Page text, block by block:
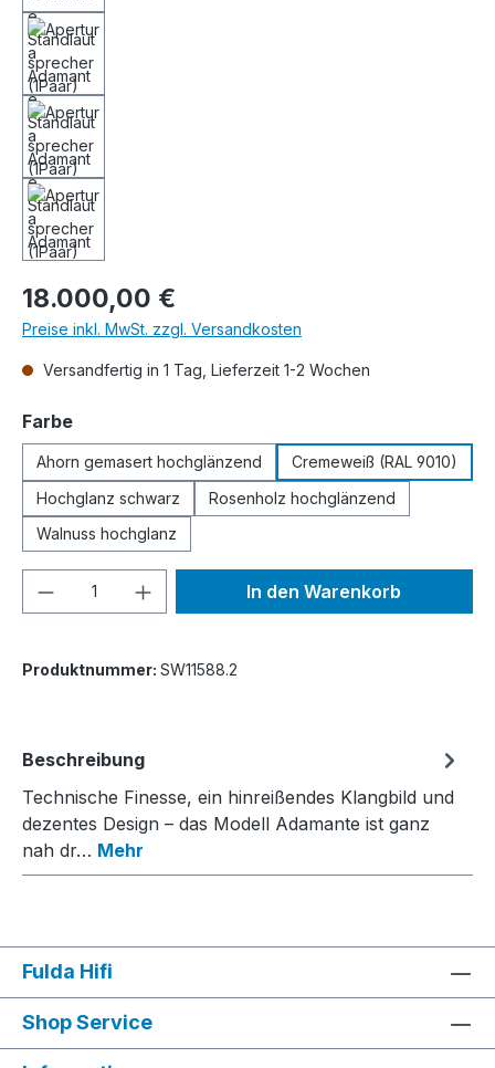
Regulärer Preis:
18.000,00 €
Preise inkl. MwSt. zzgl. Versandkosten
Versandfertig in 1 Tag, Lieferzeit 1-2 Wochen
Farbeauswählen
Ahorn gemasert hochglänzend
Cremeweiß (RAL 9010)
Hochglanz schwarz
Rosenholz hochglänzend
Walnuss hochglanz
Produkt Anzahl: Gib denIn den Warenkorb
Produktnummer: SW11588.2
Beschreibung
Technische Finesse, ein hinreißendes Klangbild und
dezentes Design – das Modell Adamante ist ganz
nah dr… Mehr
Fulda Hifi
Shop Service